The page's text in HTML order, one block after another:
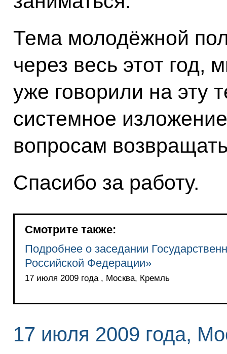
Тема молодёжной
через весь этот год,
уже говорили на эту
системное
вопросам
Спасибо за работу.
Смотрите также:
Подробнее о заседании
Российской Федерации»
17 июля 2009 года , Москва, Кремль
17 июля 2009 года,